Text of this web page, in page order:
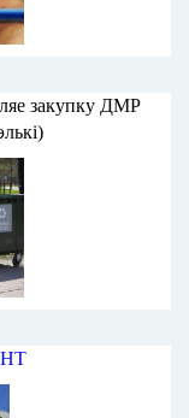
закупку ДМР